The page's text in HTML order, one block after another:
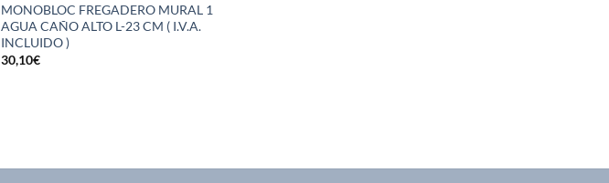
MONOBLOC FREGADERO MURAL 1
AGUA CAÑO ALTO L-23 CM ( I.V.A.
INCLUIDO )
30,10€